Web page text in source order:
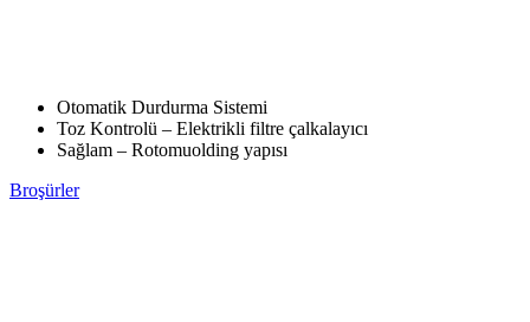
Otomatik Durdurma Sistemi
Toz Kontrolü – Elektrikli filtre çalkalayıcı
Sağlam – Rotomuolding yapısı
Broşürler